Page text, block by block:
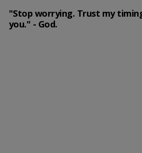
"Stop worrying. Trust my
you." - God.